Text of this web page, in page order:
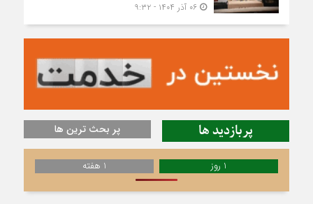
۰۶ آذر ۱۴۰۴ - ۹:۳۲
پربازدید ها پر بحث ترین ها
1 روز 1 هفته